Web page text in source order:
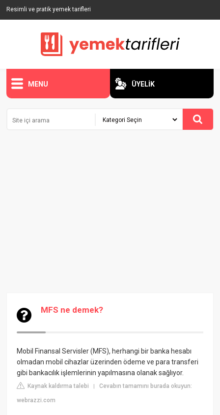
Resimli ve pratik yemek tarifleri
MENU ÜYELİK
MFS ne demek?
Mobil Finansal Servisler (MFS), herhangi bir banka hesabı
olmadan mobil cihazlar üzerinden ödeme ve para transferi
gibi bankacılık işlemlerinin yapılmasına olanak sağlıyor.
Kaynak kaldırma talebi |Cevabın tamamını burada okuyun:
webrazzi.com